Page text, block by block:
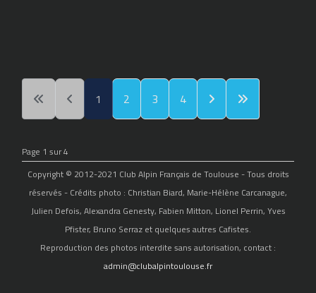
1 2 3 4
Page 1 sur 4
Copyright © 2012-2021 Club Alpin Français de Toulouse - Tous droits
réservés - Crédits photo : Christian Biard, Marie-Hélène Carcanague,
Julien Defois, Alexandra Genesty, Fabien Mitton, Lionel Perrin, Yves
Pfister, Bruno Serraz et quelques autres Cafistes.
Reproduction des photos interdite sans autorisation, contact :
admin@clubalpintoulouse.fr